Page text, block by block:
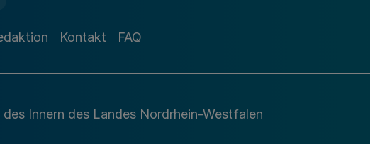
Kontakt FAQ
Innern des Landes Nordrhein-Westfalen